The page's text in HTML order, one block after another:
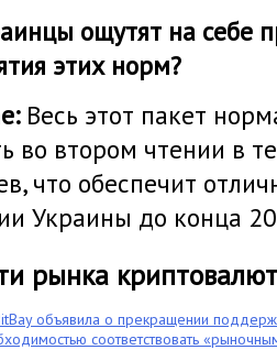
ощутят на себе
этих норм?
Весь этот пакет
во втором чтении в
что обеспечит
Украины до конца
рынка криптовалют
объявила о прекращении
соответствовать